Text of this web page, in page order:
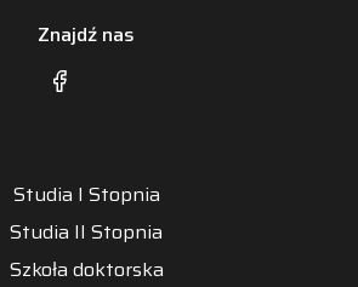
Znajdź nas
Studia I Stopnia
Studia II Stopnia
Szkoła doktorska